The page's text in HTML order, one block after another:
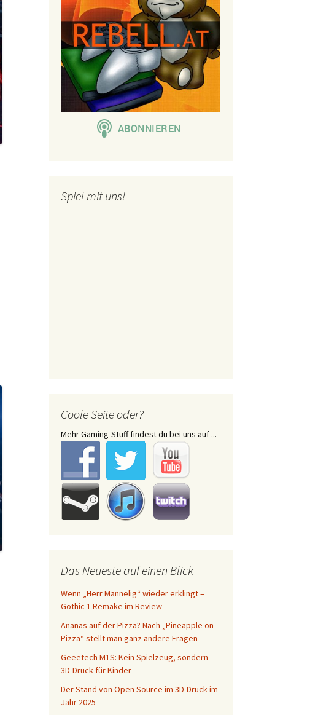
Spiel mit uns!
Coole Seite oder?
Mehr Gaming-Stuff findest du bei uns auf ...
Das Neueste auf einen Blick
Wenn „Herr Mannelig“ wieder erklingt –
Gothic 1 Remake im Review
Ananas auf der Pizza? Nach „Pineapple on
Pizza“ stellt man ganz andere Fragen
Geeetech M1S: Kein Spielzeug, sondern
3D-Druck für Kinder
Der Stand von Open Source im 3D-Druck im
Jahr 2025